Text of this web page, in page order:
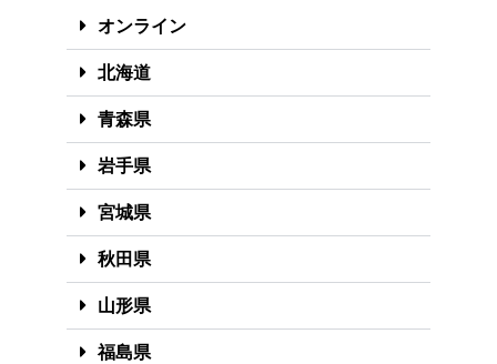
オンライン
北海道
青森県
岩手県
宮城県
秋田県
山形県
福島県